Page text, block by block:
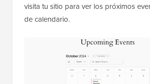
visita tu sitio para ver los próximos
de calendario.